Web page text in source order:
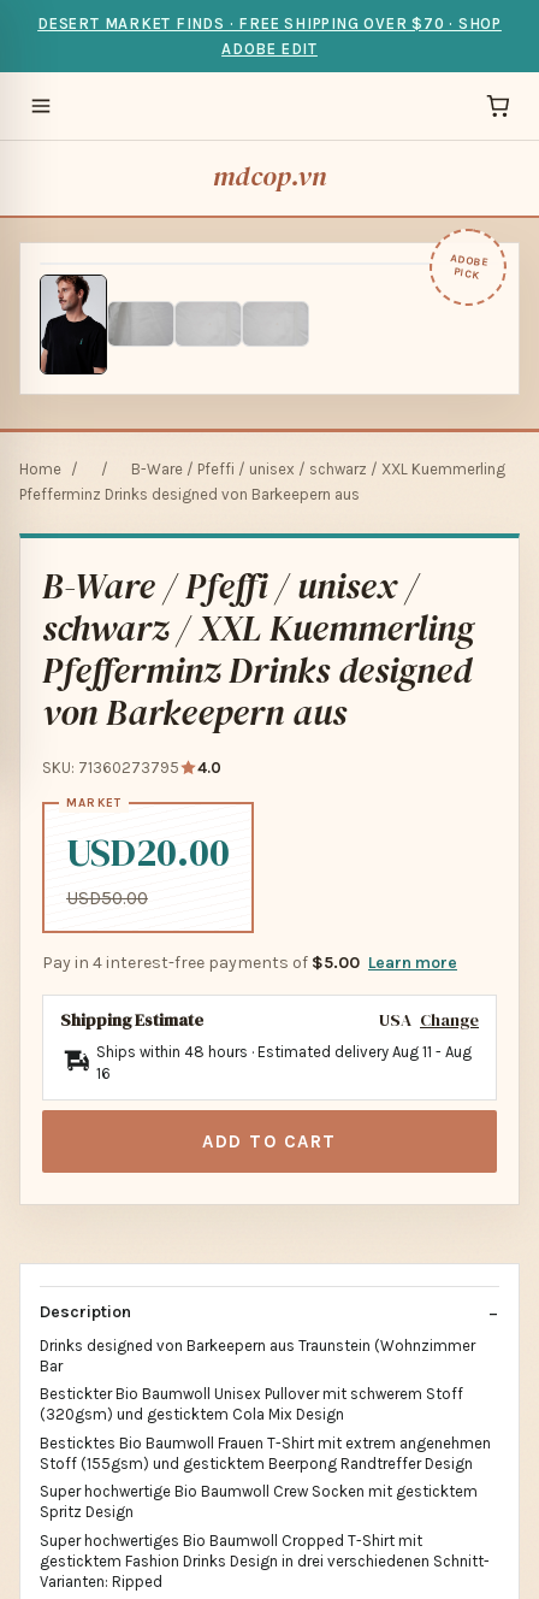
DESERT MARKET FINDS · FREE SHIPPING OVER $70 · SHOP
ADOBE EDIT
mdcop.vn
ADOBE
PICK
Home / /
B-Ware / Pfeffi / unisex / schwarz / XXL Kuemmerling
Pfefferminz Drinks designed von Barkeepern aus
B-Ware / Pfeffi / unisex /
schwarz / XXL Kuemmerling
Pfefferminz Drinks designed
von Barkeepern aus
SKU: 71360273795 4.0
USD20.00
USD50.00
Pay in 4 interest-free payments of $5.00 Learn more
Shipping Estimate USA Change
Ships within 48 hours · Estimated delivery Aug 11 - Aug
16
ADD TO CART
Description
Drinks designed von Barkeepern aus Traunstein (Wohnzimmer
Bar
Bestickter Bio Baumwoll Unisex Pullover mit schwerem Stoff
(320gsm) und gesticktem Cola Mix Design
Besticktes Bio Baumwoll Frauen T-Shirt mit extrem angenehmen
Stoff (155gsm) und gesticktem Beerpong Randtreffer Design
Super hochwertige Bio Baumwoll Crew Socken mit gesticktem
Spritz Design
Super hochwertiges Bio Baumwoll Cropped T-Shirt mit
gesticktem Fashion Drinks Design in drei verschiedenen Schnitt-
Varianten: Ripped